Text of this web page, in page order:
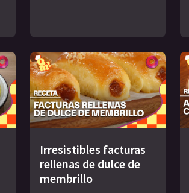
Irresistibles facturas
rellenas de dulce de
membrillo